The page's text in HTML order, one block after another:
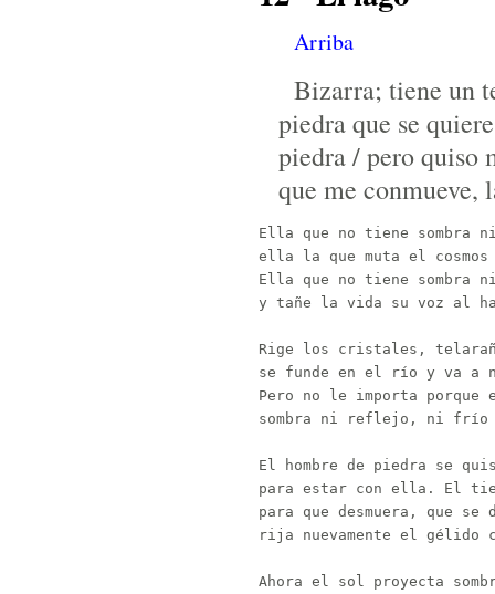
Arriba
Bizarra; tiene un
piedra que se
piedra / pero quiso
que me conmueve,
Ella que no tiene sombra
ella la que muta el
Ella que no tiene sombra
y tañe la vida su voz al
Rige los cristales,
se funde en el río y va a
Pero no le importa
sombra ni reflejo, ni frío
El hombre de piedra se
para estar con ella. El
para que desmuera, que se
rija nuevamente el
Ahora el sol proyecta